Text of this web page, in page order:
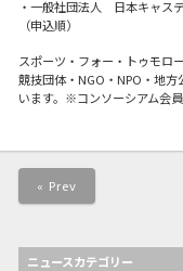
・一般社団法人 日本キャス
（申込順）
スポーツ・フォー・トゥモロ
競技団体・NGO・NPO・地
います。※コンソーシアム会
« Prev
ニュースカテゴリー